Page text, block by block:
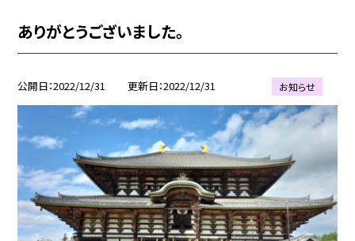
ありがとうございました。
公開日 2022/12/31 更新日 2022/12/31 お知らせ